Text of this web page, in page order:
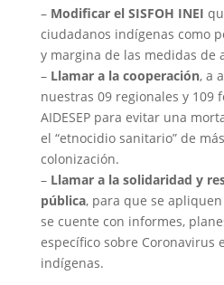
– Modificar el SISFOH INEI
ciudadanos indígenas como
y margina de las medidas de
– Llamar a la cooperación, a
nuestras 09 regionales y 109
AIDESEP para evitar una
el “etnocidio sanitario” de
colonización.
– Llamar a la solidaridad y
pública, para que se
se cuente con informes,
específico sobre Coronavirus
indígenas.